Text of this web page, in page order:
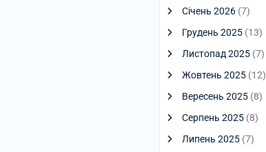
Січень 2026 (7)
Грудень 2025 (13)
Листопад 2025 (7)
Жовтень 2025 (12)
Вересень 2025 (8)
Серпень 2025 (8)
Липень 2025 (7)